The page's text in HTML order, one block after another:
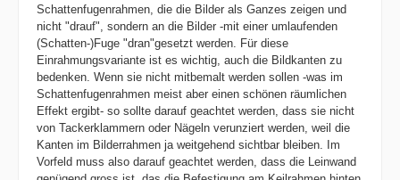
Schattenfugenrahmen, die die Bilder als Ganzes zeigen und
nicht "drauf", sondern an die Bilder -mit einer umlaufenden
(Schatten-)Fuge "dran"gesetzt werden. Für diese
Einrahmungsvariante ist es wichtig, auch die Bildkanten zu
bedenken. Wenn sie nicht mitbemalt werden sollen -was im
Schattenfugenrahmen meist aber einen schönen räumlichen
Effekt ergibt- so sollte darauf geachtet werden, dass sie nicht
von Tackerklammern oder Nägeln verunziert werden, weil die
Kanten im Bilderrahmen ja weitgehend sichtbar bleiben. Im
Vorfeld muss also darauf geachtet werden, dass die Leinwand